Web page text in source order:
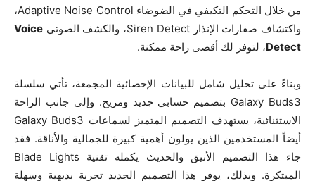
من خلال التحكم التكيفي في الضوضاء Adaptive Noise Control،
واكتشاف صفارات الإنذار Siren Detect، والكشف الصوتي
Voice
Detect، لتوفر لك أقصى راحة ممكنة.
وبناءً على تحليل شامل للبيانات الإحصائية المجمعة، تأتي سلسلة
Galaxy Buds3 بتصميم حسابي جديد ومريح. وإلى جانب الراحة
الاستثنائية، يستهدف التصميم المتميز لسماعات Galaxy Buds3
أيضاً المستخدمين الذين يولون أهمية كبيرة للجمالية والأناقة. فقد
جاء هذا التصميم الأنيق والحديث يكمله تقنية Blade Lights
المبتكرة. وبذلك، يوفر هذا التصميم الجديد تجربة بديهية وسهلة